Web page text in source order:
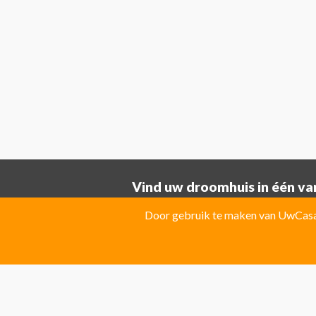
Vind uw droomhuis in één
Albatera Albir Algorfa Almoradi
Door gebruik te maken van